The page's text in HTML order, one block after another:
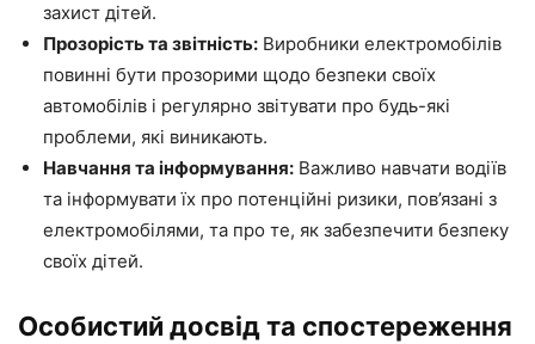
захист дітей.
Прозорість та звітність: Виробники електромобілів
повинні бути прозорими щодо безпеки своїх
автомобілів і регулярно звітувати про будь-які
проблеми, які виникають.
Навчання та інформування: Важливо навчати водіїв
та інформувати їх про потенційні ризики, пов’язані з
електромобілями, та про те, як забезпечити безпеку
своїх дітей.
Особистий досвід та спостереження